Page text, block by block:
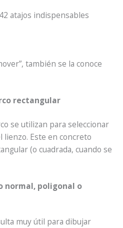
atajos indispensables
también se la conoce
rectangular
se utilizan para seleccionar
Este en concreto
(o cuadrada, cuando se
normal, poligonal o
muy útil para dibujar